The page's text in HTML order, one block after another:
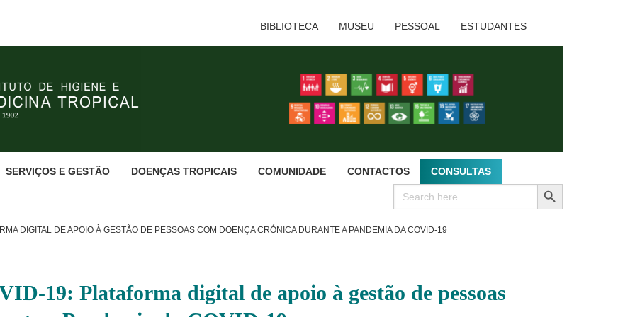
BIBLIOTECA MUSEU PESSOAL ESTUDANTES
SERVIÇOS E GESTÃO DOENÇAS TROPICAIS COMUNIDADE CONTACTOS CONSULTAS
Search
for:
SEARCH BUTTON
DIGITAL DE APOIO À GESTÃO DE PESSOAS COM DOENÇA CRÓNICA DURANTE A PANDEMIA DA COVID-19
19: Plataforma digital de apoio à gestão de pessoas